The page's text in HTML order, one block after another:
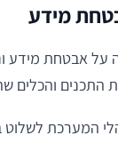
מידע
אבטחת מידע
התכנים והכלים
המערכת לשלוט